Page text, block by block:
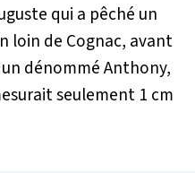
qui a pêché un
loin de Cognac, avant
dénommé Anthony,
seulement 1 cm